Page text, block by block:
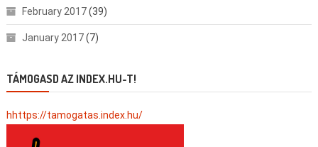
February 2017(39)
January 2017(7)
TÁMOGASD AZ INDEX.HU-T!
hhttps://tamogatas.index.hu/